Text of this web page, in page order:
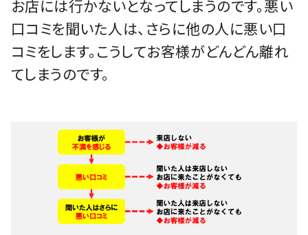
お店には行かないとなってしまうのです。悪い
口コミを聞いた人は、さらに他の人に悪い口
コミをします。こうしてお客様がどんどん離れ
てしまうのです。